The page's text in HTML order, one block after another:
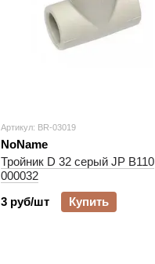
Артикул: BR-03019
NoName
Тройник D 32 серый JP B110
000032
3 руб/шт
Купить